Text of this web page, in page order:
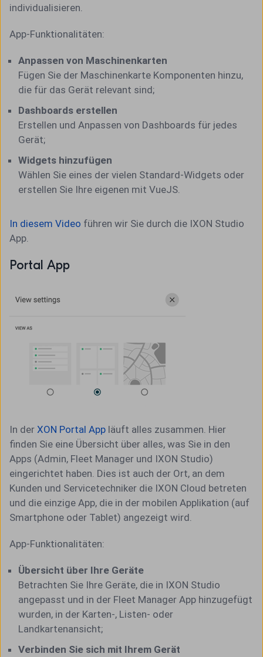
individualisieren.
App-Funktionalitäten:
Anpassen von Maschinenkarten
Fügen Sie der Maschinenkarte Komponenten hinzu,
die für das Gerät relevant sind;
Dashboards erstellen
Erstellen und Anpassen von Dashboards für jedes
Gerät;
Widgets hinzufügen
Wählen Sie eines der vielen Standard-Widgets oder
erstellen Sie Ihre eigenen mit VueJS.
In diesem Video führen wir Sie durch die IXON Studio
App.
Portal App
In der XON Portal App läuft alles zusammen. Hier
finden Sie eine Übersicht über alles, was Sie in den
Apps (Admin, Fleet Manager und IXON Studio)
eingerichtet haben. Dies ist auch der Ort, an dem
Kunden und Servicetechniker die IXON Cloud betreten
und die einzige App, die in der mobilen Applikation (auf
Smartphone oder Tablet) angezeigt wird.
App-Funktionalitäten:
Übersicht über Ihre Geräte
Betrachten Sie Ihre Geräte, die in IXON Studio
angepasst und in der Fleet Manager App hinzugefügt
wurden, in der Karten-, Listen- oder
Landkartenansicht;
Verbinden Sie sich mit Ihrem Gerät